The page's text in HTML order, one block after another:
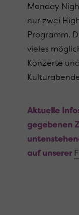
Monday
nur zwei
Programm.
vieles
Konzerte
Aktuelle
gegebenen
auf unserer